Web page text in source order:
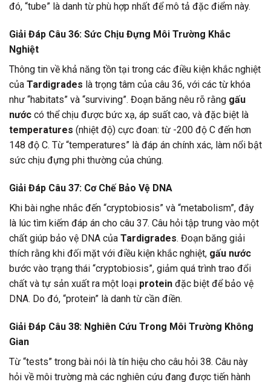
đó, “tube” là danh từ phù hợp nhất để mô tả đặc điểm này.
Giải Đáp Câu 36: Sức Chịu Đựng Môi Trường Khắc
Nghiệt
Thông tin về khả năng tồn tại trong các điều kiện khắc nghiệt
của Tardigrades là trọng tâm của câu 36, với các từ khóa
như “habitats” và “surviving”. Đoạn băng nêu rõ rằng gấu
nước có thể chịu được bức xạ, áp suất cao, và đặc biệt là
temperatures (nhiệt độ) cực đoan: từ -200 độ C đến hơn
148 độ C. Từ “temperatures” là đáp án chính xác, làm nổi bật
sức chịu đựng phi thường của chúng.
Giải Đáp Câu 37: Cơ Chế Bảo Vệ DNA
Khi bài nghe nhắc đến “cryptobiosis” và “metabolism”, đây
là lúc tìm kiếm đáp án cho câu 37. Câu hỏi tập trung vào một
chất giúp bảo vệ DNA của Tardigrades. Đoạn băng giải
thích rằng khi đối mặt với điều kiện khắc nghiệt, gấu nước
bước vào trạng thái “cryptobiosis”, giảm quá trình trao đổi
chất và tự sản xuất ra một loại protein đặc biệt để bảo vệ
DNA. Do đó, “protein” là danh từ cần điền.
Giải Đáp Câu 38: Nghiên Cứu Trong Môi Trường Không
Gian
Từ “tests” trong bài nói là tín hiệu cho câu hỏi 38. Câu này
hỏi về môi trường mà các nghiên cứu đang được tiến hành